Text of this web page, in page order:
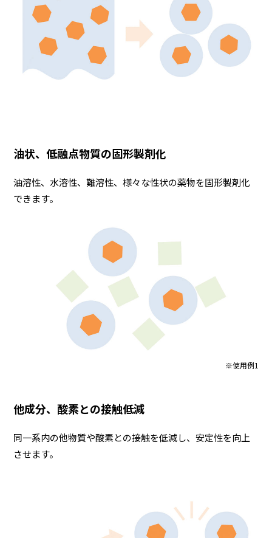
油状、低融点物質の固形製剤化
油溶性、水溶性、難溶性、様々な性状の薬物を固形製剤化
できます。
※使用例1
他成分、酸素との接触低減
同一系内の他物質や酸素との接触を低減し、安定性を向上
させます。